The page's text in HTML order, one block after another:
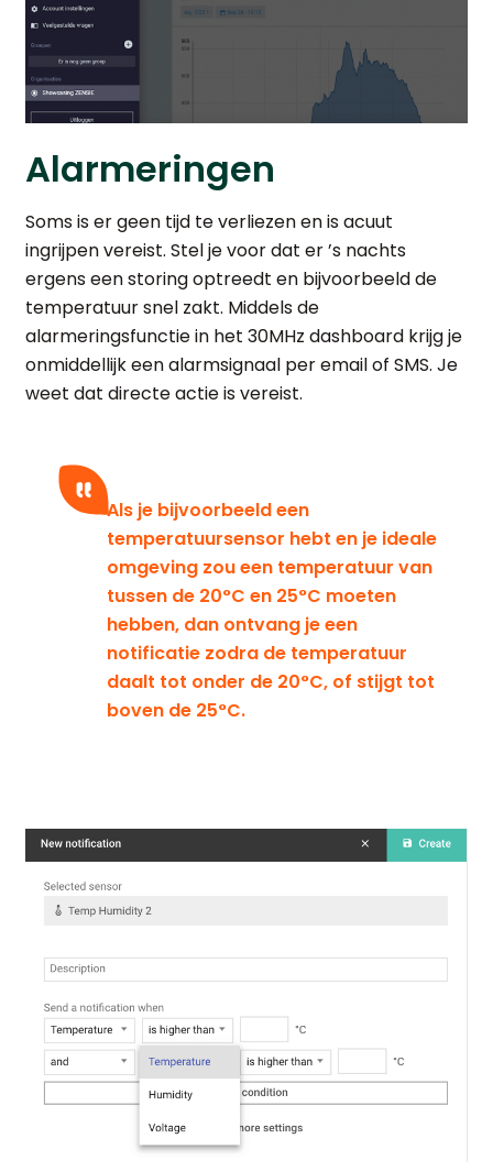
Alarmeringen
Soms is er geen tijd te verliezen en is acuut
ingrijpen vereist. Stel je voor dat er ’s nachts
ergens een storing optreedt en bijvoorbeeld de
temperatuur snel zakt. Middels de
alarmeringsfunctie in het 30MHz dashboard krijg je
onmiddellijk een alarmsignaal per email of SMS. Je
weet dat directe actie is vereist.
Als je bijvoorbeeld een
temperatuursensor hebt en je ideale
omgeving zou een temperatuur van
tussen de 20°C en 25°C moeten
hebben, dan ontvang je een
notificatie zodra de temperatuur
daalt tot onder de 20°C, of stijgt tot
boven de 25°C.